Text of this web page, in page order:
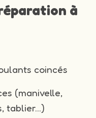
à
coincés
(manivelle,
tablier…)